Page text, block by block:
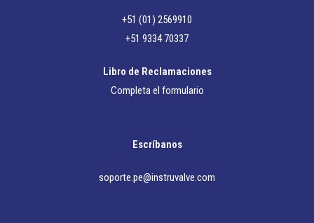
+51 (01) 2569910
+51 9334 70337
Libro de Reclamaciones
Completa el formulario
Escríbanos
soporte.pe@instruvalve.com